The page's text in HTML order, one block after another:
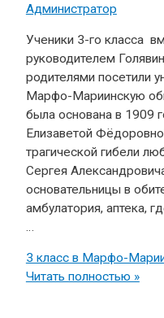
Администратор
Ученики 3-го класса
руководителем
родителями посетили
Марфо-Мариинскую
была основана в 1909
Елизаветой
трагической гибели
Сергея
основательницы в
амбулатория, аптека,
3 класс в Марфо-
Читать полностью »